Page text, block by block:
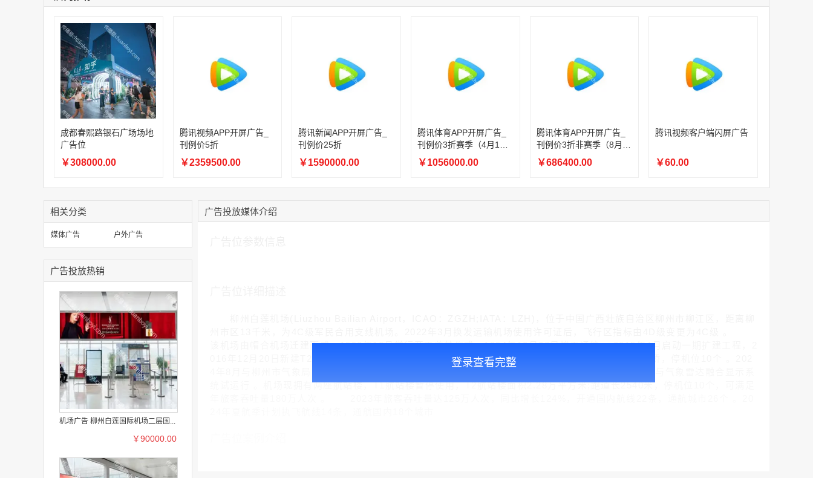
17:24:34 186****8762 联系了该媒体所在商家
155****6115 联系了该媒体所在商家
181****7631 联系了该媒体所在商家
173****0620
腾讯体育APP开屏广告_刊例价3折非赛季（8月9日-9月30日）
成都春熙路银石广场场地
广告位
￥308000.00
腾讯视频APP开屏广告_
刊例价5折
￥2359500.00
腾讯新闻APP开屏广告_
刊例价25折
￥1590000.00
腾讯体育APP开屏广告_
刊例价3折赛季（4月1日-
8月8日）
￥1056000.00
腾讯体育APP开屏广告_
刊例价3折非赛季（8月9
日-9月30日）
￥686400.00
腾讯视频客户端闪屏广告
￥60.00
相关分类
媒体广告 户外广告
广告投放热销
机场广告 柳州白莲国际机场二层国...
￥90000.00
广告投放媒体介绍
该机场由帽合机场迁建而成，1992年10月举行开工奠基仪式，1994年12月28日竣工通航 。2015年4月启动一期扩建工程，2
016年12月20日新建T2航站楼正式启用，总投资7.4亿元，总建筑面积22840平方米，新增6个登机廊桥，停机位10个 。202
统试运行 。机场现拥有两座航站楼，T1航站楼暂停使用，T2航站楼面积2.28万平方米;跑道长2540米，停机位10个，可满足
登录查看完整